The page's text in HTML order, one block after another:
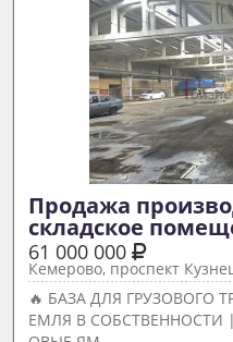
Продажа
складское
61 000 000
Кемерово, проспект
🔥 БАЗА ДЛЯ ГРУЗОВОГО
ЕМЛЯ В